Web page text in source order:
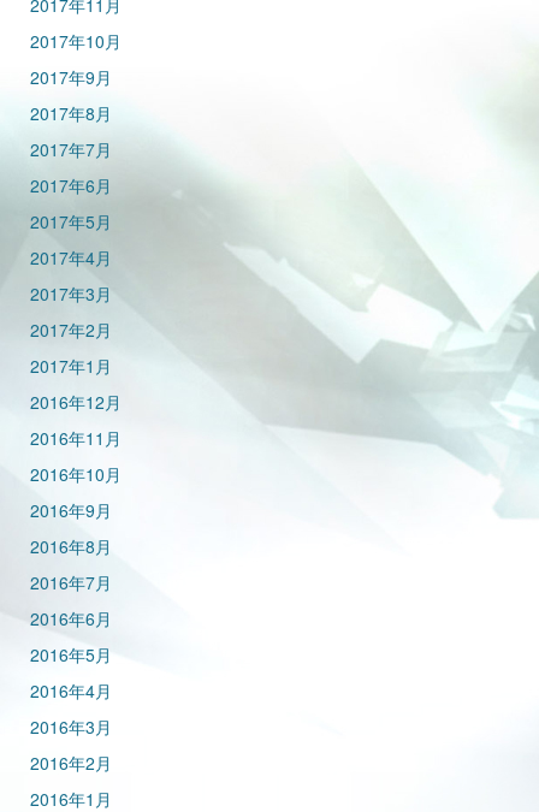
2017年11月
2017年10月
2017年9月
2017年8月
2017年7月
2017年6月
2017年5月
2017年4月
2017年3月
2017年2月
2017年1月
2016年12月
2016年11月
2016年10月
2016年9月
2016年8月
2016年7月
2016年6月
2016年5月
2016年4月
2016年3月
2016年2月
2016年1月